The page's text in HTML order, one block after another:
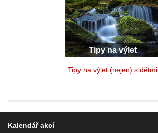
Tipy na výlet
Tipy na výlet (nejen) s dětmi
Kalendář akcí